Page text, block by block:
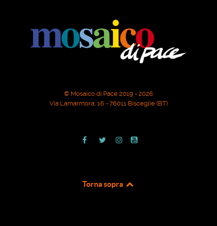
© Mosaico di Pace 2019 - 2026
Via Lamarmora, 16 - 76011 Bisceglie (BT)
Torna sopra